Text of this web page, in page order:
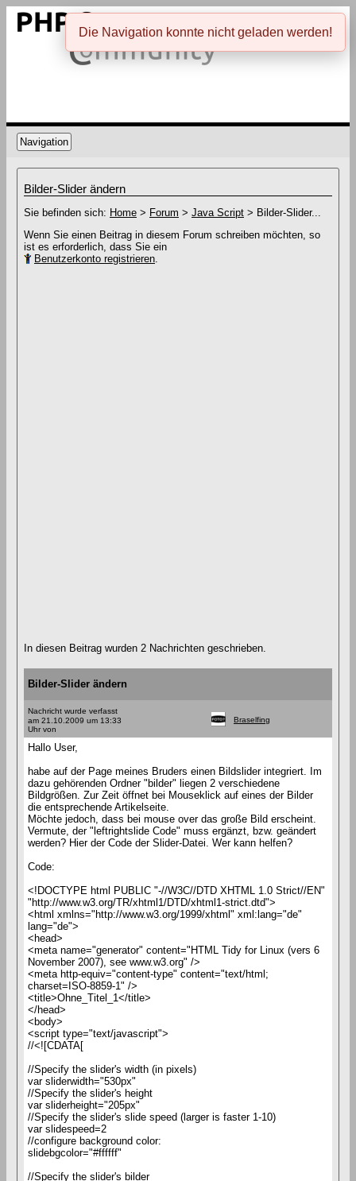
Navigation
Bilder-Slider ändern
Sie befinden sich: Home > Forum > Java Script > Bilder-Slider...
Wenn Sie einen Beitrag in diesem Forum schreiben möchten, so
ist es erforderlich, dass Sie ein
Benutzerkonto registrieren.
In diesen Beitrag wurden 2 Nachrichten geschrieben.
Bilder-Slider ändern
Nachricht wurde verfasst
am 21.10.2009 um 13:33
Uhr von
Braselfing
Hallo User,
habe auf der Page meines Bruders einen Bildslider integriert. Im
dazu gehörenden Ordner "bilder" liegen 2 verschiedene
Bildgrößen. Zur Zeit öffnet bei Mouseklick auf eines der Bilder
die entsprechende Artikelseite.
Möchte jedoch, dass bei mouse over das große Bild erscheint.
Vermute, der "leftrightslide Code" muss ergänzt, bzw. geändert
werden? Hier der Code der Slider-Datei. Wer kann helfen?
Code:
<!DOCTYPE html PUBLIC "-//W3C//DTD XHTML 1.0 Strict//EN"
"http://www.w3.org/TR/xhtml1/DTD/xhtml1-strict.dtd">
<html xmlns="http://www.w3.org/1999/xhtml" xml:lang="de"
lang="de">
<head>
<meta name="generator" content="HTML Tidy for Linux (vers 6
November 2007), see www.w3.org" />
<meta http-equiv="content-type" content="text/html;
charset=ISO-8859-1" />
<title>Ohne_Titel_1</title>
</head>
<body>
<script type="text/javascript">
//<![CDATA[
//Specify the slider's width (in pixels)
var sliderwidth="530px"
//Specify the slider's height
var sliderheight="205px"
//Specify the slider's slide speed (larger is faster 1-10)
var slidespeed=2
//configure background color:
slidebgcolor="#ffffff"
//Specify the slider's bilder
Die Navigation konnte nicht geladen werden!